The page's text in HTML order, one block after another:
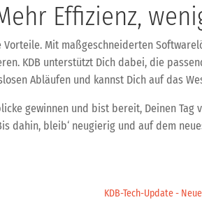
Effizienz,
Mit maßgeschneiderten
KDB unterstützt Dich dabei, die
Abläufen und kannst Dich auf das
gewinnen und bist bereit, Deinen Tag
dahin, bleib‘ neugierig und auf dem
KDB-Tech-Update -